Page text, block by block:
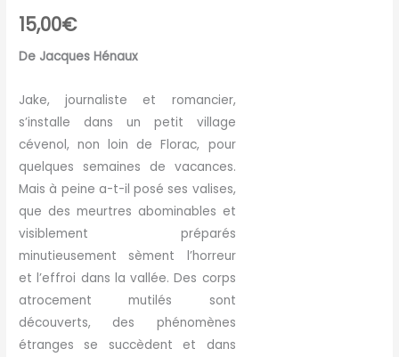
15,00€
De Jacques Hénaux
Jake, journaliste et romancier,
s’installe dans un petit village
cévenol, non loin de Florac, pour
quelques semaines de vacances.
Mais à peine a-t-il posé ses valises,
que des meurtres abominables et
visiblement préparés
minutieusement sèment l’horreur
et l’effroi dans la vallée. Des corps
atrocement mutilés sont
découverts, des phénomènes
étranges se succèdent et dans